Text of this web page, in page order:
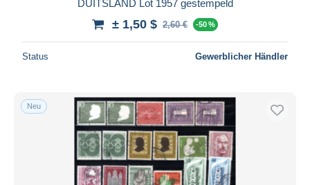
DUITSLAND Lot 1957 gestempeld
± 1,50 $ 2,60 € -50 %
Status Gewerblicher Händler
Neu